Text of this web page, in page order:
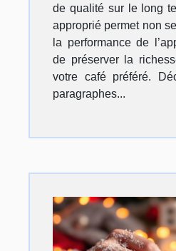
de qualité sur le long
approprié permet non
la performance de
de préserver la
votre café préféré.
paragraphes...